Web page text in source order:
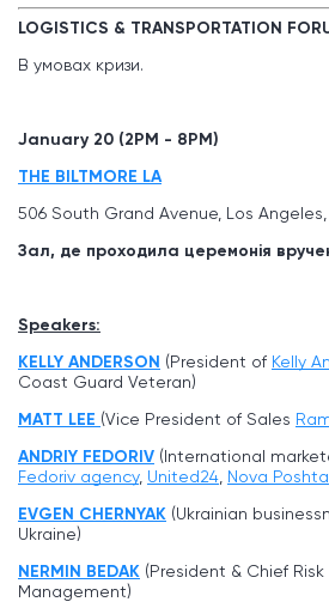
LOGISTICS & TRANSPORTATION
В умовах кризи.
January 20 (2PM - 8PM)
THE BILTMORE LA
506 South Grand Avenue, Los Angeles,
Зал, де проходила церемонія
Speakers:
KELLY ANDERSON (President of Kelly
Coast Guard Veteran)
MATT LEE (Vice President of Sales
ANDRIY FEDORIV (International
Fedoriv agency, United24 Nova Poshta
EVGEN CHERNYAK (Ukrainian
Ukraine)
NERMIN BEDAK (President & Chief Risk
Management)